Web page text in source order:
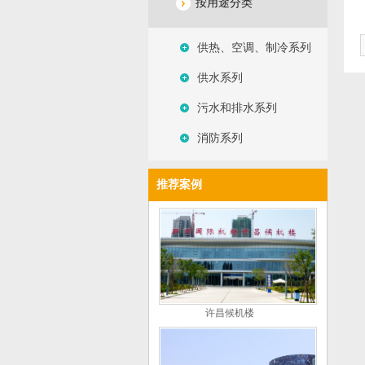
按用途分类
供热、空调、制冷系列
供水系列
污水和排水系列
消防系列
推荐案例
许昌候机楼